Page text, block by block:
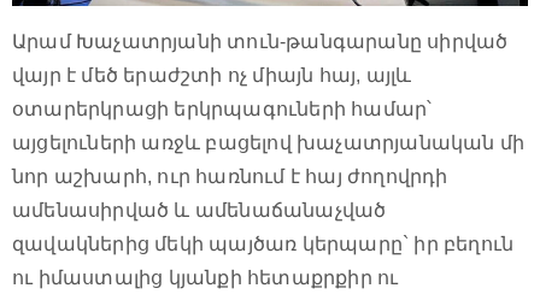
Արամ Խաչատրյանի տուն-թանգարանը սիրված
վայր է մեծ երաժշտի ոչ միայն հայ, այլև
օտարերկրացի երկրպագուների համար՝
այցելուների առջև բացելով խաչատրյանական մի
նոր աշխարհ, ուր հառնում է հայ ժողովրդի
ամենասիրված և ամենաճանաչված
զավակներից մեկի պայծառ կերպարը` իր բեղուն
ու իմաստալից կյանքի հետաքրքիր ու